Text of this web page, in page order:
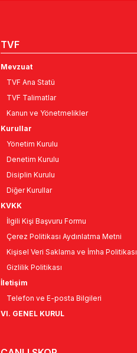
TVF
Mevzuat
TVF Ana Statü
TVF Talimatlar
Kanun ve Yönetmelikler
Kurullar
Yönetim Kurulu
Denetim Kurulu
Disiplin Kurulu
Diğer Kurullar
KVKK
İlgili Kişi Başvuru Formu
Çerez Politikası Aydınlatma Metni
Kişisel Veri Saklama ve İmha Politikası
Gizlilik Politikası
İletişim
Telefon ve E-posta Bilgileri
VI. GENEL KURUL